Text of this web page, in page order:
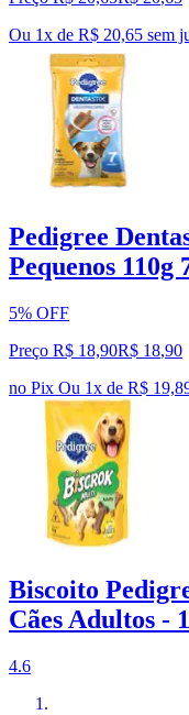
Ou 1x de R$ 20,65 sem
Pedigree
Pequenos 110g
5% OFF
Preço R$ 18,90R$ 18,90
no Pix Ou 1x de R$
Biscoito
Cães Adultos -
4.6